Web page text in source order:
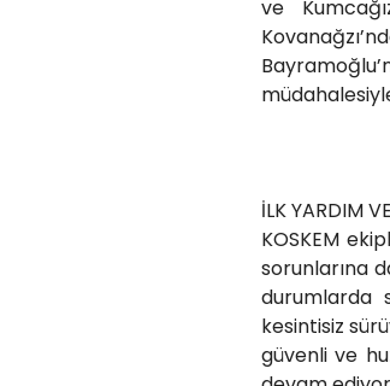
ve
İLK YARDIM
KOSKEM
sorunlarına
durumlarda
kesintisiz
güvenli ve